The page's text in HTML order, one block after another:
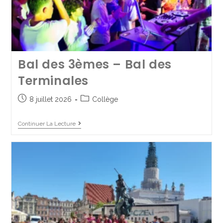
Bal des 3èmes – Bal des
Terminales
8 juillet 2026 Collège
Continuer La Lecture
Un nouveau souffle pour le
groupe scolaire Saint Joseph
La Salle
23 septembre 2025